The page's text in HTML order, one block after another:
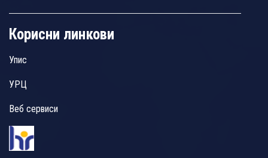
Корисни линкови
Упис
УРЦ
Веб сервиси